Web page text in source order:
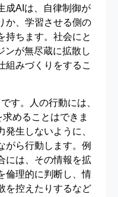
成AIは、自律制御が
か、学習させる側の
持ちます。社会にと
ンが無尽蔵に拡散し
組みづくりをするこ
す。人の行動には、
めることはできま
生しないように、
がら行動します。例
には、その情報を拡
倫理的に判断し、情
を控えたりするなど